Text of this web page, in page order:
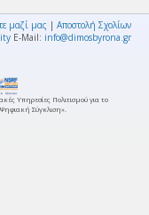
μαζί μας | Αποστολή Σχολίων
E-Mail: info@dimosbyrona.gr
Υπηρεσίες Πολιτισμού για το
Σύγκλιση».